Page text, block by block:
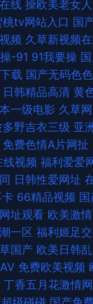
线 操欧美老女人
桃tv网站入口 国
频 久草新视频
-91 91我要操
载 国产无码色色
日韩精品高清 黄
一级电影 久草
多野吉衣三级 亚
免费色情A片网扯
线视频 福利爱爱
日韩性爱网址
66精品视频
址观看 欧美激
一区 福利姬足
国产 欧美日韩乱
免费欧美视频
丁香五月花激情网